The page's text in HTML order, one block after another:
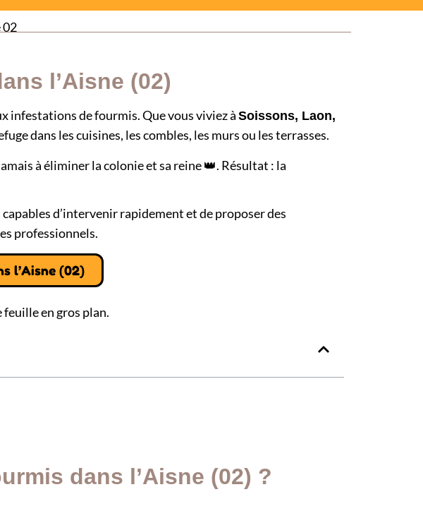
02
l’Aisne (02)
infestations de fourmis. Que vous viviez à Soissons, Laon,
dans les cuisines, les combles, les murs ou les terrasses.
à éliminer la colonie et sa reine 👑. Résultat : la
capables d’intervenir rapidement et de proposer des
professionnels.
l’Aisne (02)
dans l’Aisne (02) ?